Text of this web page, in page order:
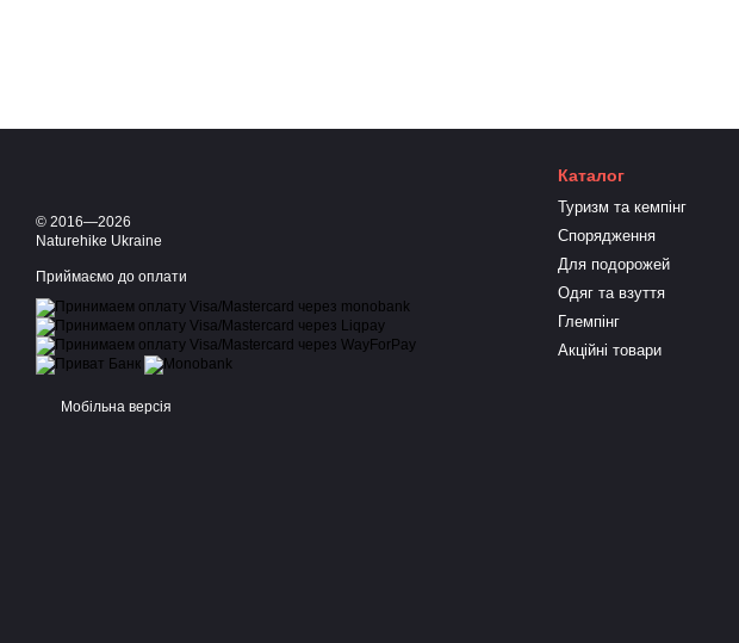
© 2016—2026
Naturehike Ukraine
Приймаємо до оплати
Мобільна версія
Каталог
Туризм та кемпінг
Спорядження
Для подорожей
Одяг та взуття
Глемпінг
Акційні товари